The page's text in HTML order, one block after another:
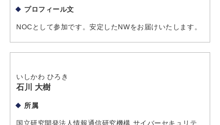
プロフィール文
NOCとして参加です。安定したNWをお届けいたします。
いしかわ ひろき
石川 大樹
所属
国立研究開発法人情報通信研究機構 サイバーセキュリテ